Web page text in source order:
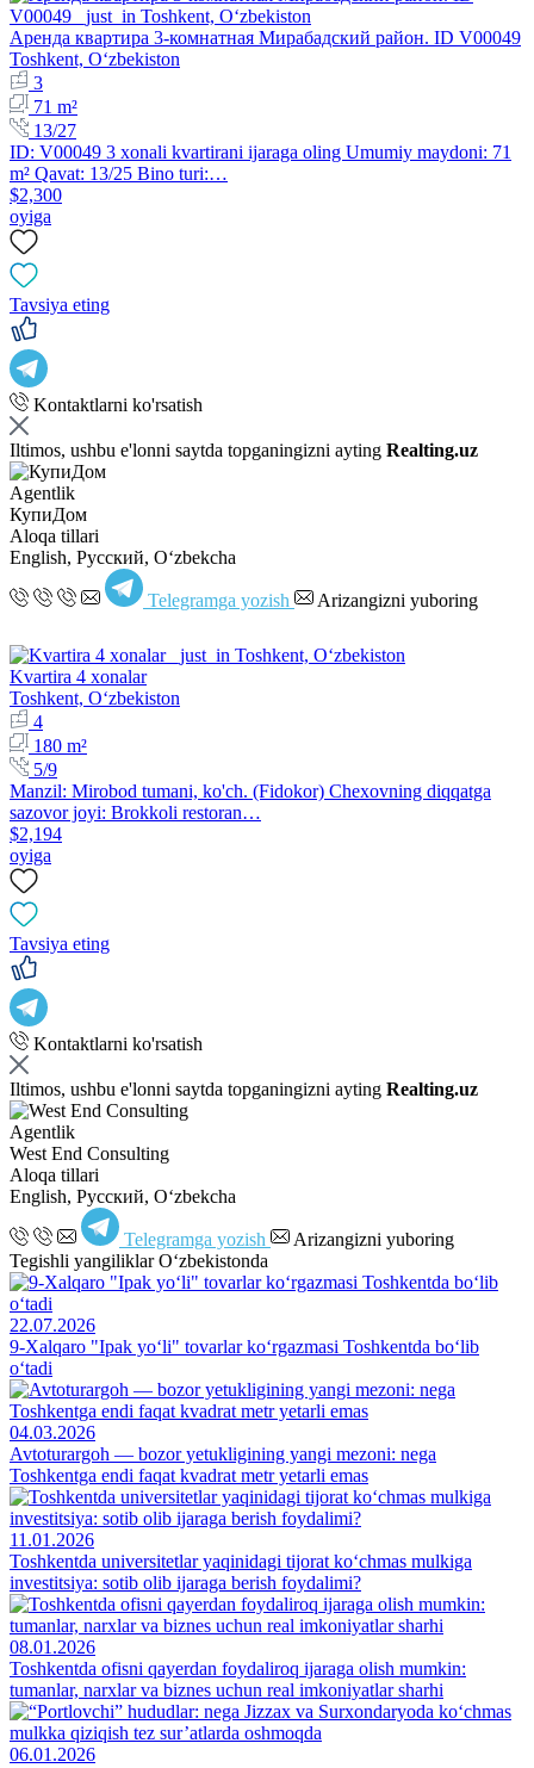
Аренда квартира 3-комнатная Мирабадский район. ID V00049
Toshkent, Oʻzbekiston
3
71 m²
13/27
ID: V00049 3 xonali kvartirani ijaraga oling Umumiy maydoni: 71
m² Qavat: 13/25 Bino turi:…
$2,300
oyiga
Tavsiya eting
Kontaktlarni ko'rsatish
Iltimos, ushbu e'lonni saytda topganingizni ayting Realting.uz
Agentlik
КупиДом
Aloqa tillari
English, Русский, Oʻzbekcha
Telegramga yozish Arizangizni yuboring
Kvartira 4 xonalar
Toshkent, Oʻzbekiston
4
180 m²
5/9
Manzil: Mirobod tumani, ko'ch. (Fidokor) Chexovning diqqatga
sazovor joyi: Brokkoli restoran…
$2,194
oyiga
Tavsiya eting
Kontaktlarni ko'rsatish
Iltimos, ushbu e'lonni saytda topganingizni ayting Realting.uz
Agentlik
West End Consulting
Aloqa tillari
English, Русский, Oʻzbekcha
Telegramga yozish
Arizangizni yuboring
Tegishli yangiliklar O‘zbekistonda
22.07.2026
9-Xalqaro "Ipak yo‘li" tovarlar ko‘rgazmasi Toshkentda bo‘lib
o‘tadi
04.03.2026
Avtoturargoh — bozor yetukligining yangi mezoni: nega
Toshkentga endi faqat kvadrat metr yetarli emas
11.01.2026
Toshkentda universitetlar yaqinidagi tijorat ko‘chmas mulkiga
investitsiya: sotib olib ijaraga berish foydalimi?
08.01.2026
Toshkentda ofisni qayerdan foydaliroq ijaraga olish mumkin:
tumanlar, narxlar va biznes uchun real imkoniyatlar sharhi
06.01.2026